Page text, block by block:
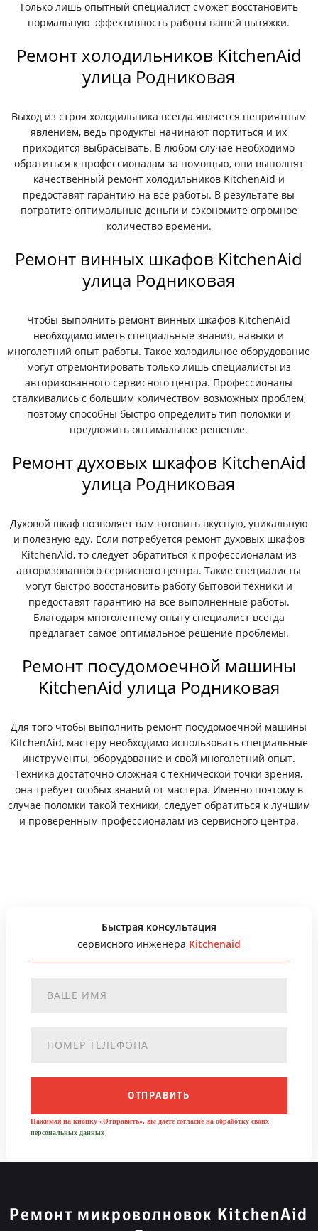
Только лишь опытный специалист сможет восстановить
нормальную эффективность работы вашей вытяжки.
Ремонт холодильников KitchenAid
улица Родниковая
Выход из строя холодильника всегда является неприятным
явлением, ведь продукты начинают портиться и их
приходится выбрасывать. В любом случае необходимо
обратиться к профессионалам за помощью, они выполнят
качественный ремонт холодильников KitchenAid и
предоставят гарантию на все работы. В результате вы
потратите оптимальные деньги и сэкономите огромное
количество времени.
Ремонт винных шкафов KitchenAid
улица Родниковая
Чтобы выполнить ремонт винных шкафов KitchenAid
необходимо иметь специальные знания, навыки и
многолетний опыт работы. Такое холодильное оборудование
могут отремонтировать только лишь специалисты из
авторизованного сервисного центра. Профессионалы
сталкивались с большим количеством возможных проблем,
поэтому способны быстро определить тип поломки и
предложить оптимальное решение.
Ремонт духовых шкафов KitchenAid
улица Родниковая
Духовой шкаф позволяет вам готовить вкусную, уникальную
и полезную еду. Если потребуется ремонт духовых шкафов
KitchenAid, то следует обратиться к профессионалам из
авторизованного сервисного центра. Такие специалисты
могут быстро восстановить работу бытовой техники и
предоставят гарантию на все выполненные работы.
Благодаря многолетнему опыту специалист всегда
предлагает самое оптимальное решение проблемы.
Ремонт посудомоечной машины
KitchenAid улица Родниковая
Для того чтобы выполнить ремонт посудомоечной машины
KitchenAid, мастеру необходимо использовать специальные
инструменты, оборудование и свой многолетний опыт.
Техника достаточно сложная с технической точки зрения,
она требует особых знаний от мастера. Именно поэтому в
случае поломки такой техники, следует обратиться к лучшим
и проверенным профессионалам из сервисного центра.
Быстрая консультация
сервисного инженера Kitchenaid
ОТПРАВИТЬ
Нажимая на кнопку «Отправить», вы даете согласие на обработку своих
персональных данных
Ремонт микроволновок KitchenAid